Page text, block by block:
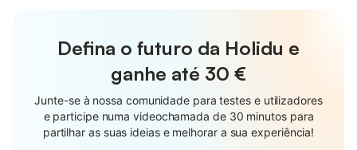
Defina o futuro da Holidu e
ganhe até 30 €
Junte-se à nossa comunidade para testes e utilizadores
e participe numa videochamada de 30 minutos para
partilhar as suas ideias e melhorar a sua experiência!